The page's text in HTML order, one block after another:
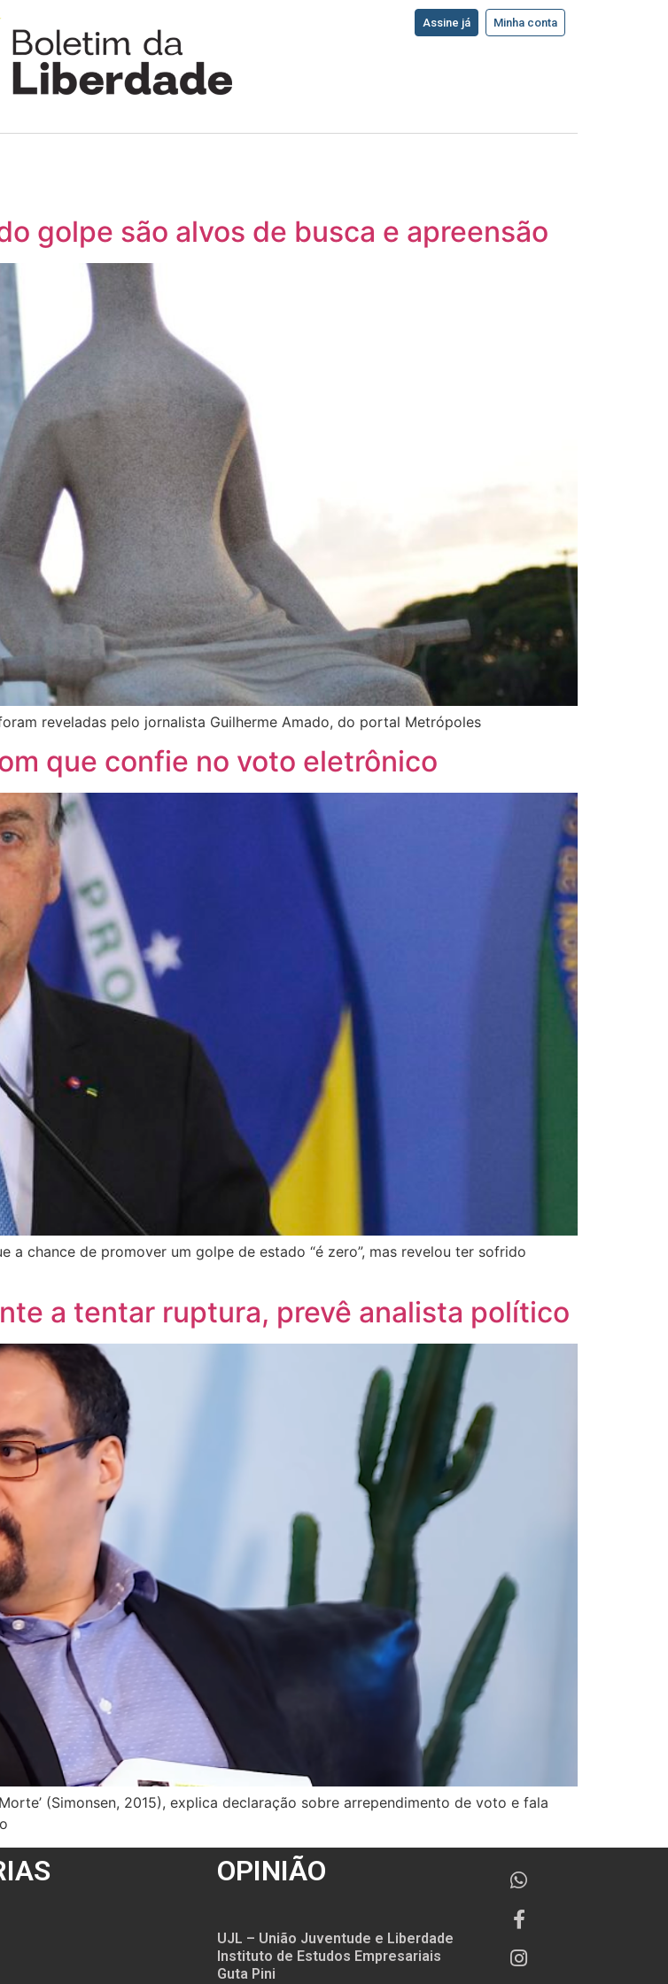
Assine já Minha conta
golpe são alvos de busca e apreensão
reveladas pelo jornalista Guilherme Amado, do portal Metrópoles
que confie no voto eletrônico
a chance de promover um golpe de estado “é zero”, mas revelou ter sofrido
a tentar ruptura, prevê analista político
(Simonsen, 2015), explica declaração sobre arrependimento de voto e fala
OPINIÃO
UJL – União Juventude e Liberdade
Instituto de Estudos Empresariais
Guta Pini